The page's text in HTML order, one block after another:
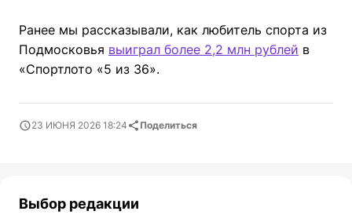
Ранее мы рассказывали, как любитель спорта из
Подмосковья выиграл более 2,2 млн рублей в
«Спортлото «5 из 36».
23 ИЮНЯ 2026 18:24 Поделиться
Выбор редакции